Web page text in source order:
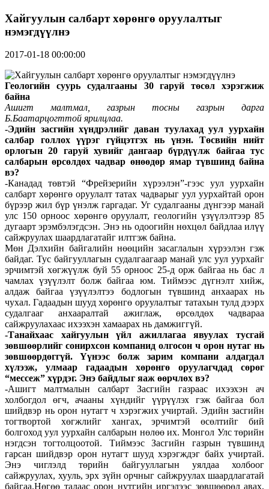
Хайгуулын салбарт хөрөнгө оруулалтыг
нэмэгдүүлнэ
2017-01-18 00:00:00
Геологийн суурь судалгааны 30 гаруй төсөл хэрэгжиж
байна
Ашигт малтмал, газрын тосны газрын дарга
Б.Баатарцогттой ярилцлаа.
-Эдийн засгийн хүндрэлийг даван туулахад уул уурхайн
салбар голлох үүрэг гүйцэтгэх нь үнэн. Төсвийн нийт
орлогын 20 гаруй хувийг дангаар бүрдүүлж байгаа тус
салбарын өрсөлдөх чадвар өнөөдөр ямар түвшинд байна
вэ?
-Канадад төвтэй “Фрейзерийн хүрээлэн”-гээс уул уурхайн
салбарт хөрөнгө оруулалт татах чадварыг уул уурхайтай орон
бүрээр жил бүр үнэлж гаргадаг. Уг судалгааны дүнгээр манай
улс 150 орноос хөрөнгө оруулалт, геологийн үзүүлэлтээр 85
дугаарт эрэмбэлэгдсэн. Энэ нь одоогийн нөхцөл байдлаа илүү
сайжруулах шаардлагатайг илтгэж байна.
Мөн Дэлхийн байгалийн нөөцийн засаглалын хүрээлэн гэж
байдаг. Тус байгууллагын судалгаагаар манай улс уул уурхайг
эрчимтэй хөгжүүлж буй 55 орноос 25-д орж байгаа нь бас л
чамлах үзүүлэлт болж байгаа юм. Тиймээс дүгнэлт хийж,
алдаж байгаа үзүүлэлтээ бодлогын түвшинд анхаарах нь
чухал. Гадаадын шууд хөрөнгө оруулалтыг татахын тулд дээрх
судалгааг анхааралтай ажиглаж, өрсөлдөх чадвараа
сайжруулахаас ихээхэн хамаарах нь дамжиггүй.
-Танайхаас хайгуулын үйл ажиллагаа явуулах тусгай
зөвшөөрлийг сонирхсон компанид олгосон ч орон нутаг нь
зөвшөөрдөггүй. Үүнээс болж зарим компани алдагдал
хүлээж, улмаар гадаадын хөрөнгө оруулагчдад сөрөг
“мессеж” хүрдэг. Энэ байдлыг яаж өөрчлөх вэ?
-Ашигт малтмалын салбарт Засгийн газраас ихээхэн ач
холбогдол өгч, ачааны хүндийг үүрүүлэх гэж байгаа бол
шийдвэр нь орон нутагт ч хэрэгжих учиртай. Эдийн засгийн
тогтвортой хөгжлийг хангах, эрчимтэй өсөлтийг бий
болгоход уул уурхайн салбарын нөлөө их. Монгол Улс төрийн
нэгдсэн тогтолцоотой. Тиймээс Засгийн газрын түвшинд
гарсан шийдвэр орон нутагт шууд хэрэгждэг байх учиртай.
Энэ чиглэлд төрийн байгууллагын уялдаа холбоог
сайжруулах, хууль, эрх зүйн орчныг сайжруулах шаардлагатай
байгаа.Нөгөө талаас орон нутгийн иргэдээс зөвшөөрөл авах,